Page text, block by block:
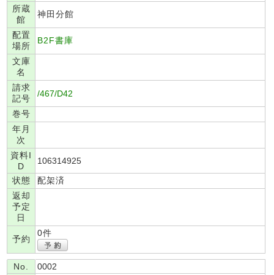
所蔵
館
神田分館
配置
場所
B2F書庫
文庫
名
請求
記号
/467/D42
巻号
年月
次
資料I
D
106314925
状態
配架済
返却
予定
日
予約
0件
No.
0002